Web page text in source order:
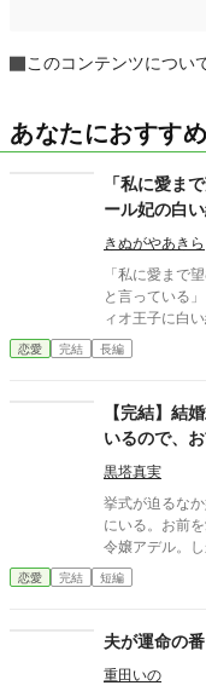
このコンテンツについ
あなたにおすす
「私に愛ま
ール妃の白
きぬがやあきら
「私に愛まで
と言っている」 新婚初夜に訪れた寝室で、レオノールはクラウデ
ィオ王子に白
愛はないーー
にと国王に要求したものだっ
しいと願った
がらせを受けようが心は
うでいて賢い
てクラウディ
るのか？ 焦っ
恋愛 完結 長編
【完結】結
いるので、
黒塔真実
挙式が迫るな
にいる。お前
令嬢アデル。
女性としての
大切な「心の
を受けるのだ
恋愛 完結 短編
夫が運命の
重田いの